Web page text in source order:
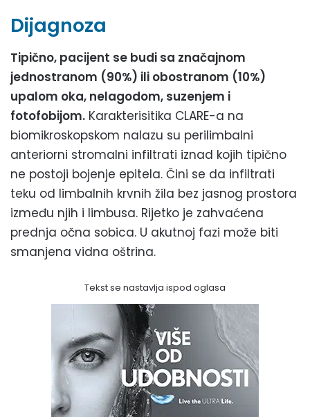
Dijagnoza
Tipično, pacijent se budi sa značajnom
jednostranom (90%) ili obostranom (10%)
upalom oka, nelagodom, suzenjem i
fotofobijom. Karakterisitika CLARE-a na
biomikroskopskom nalazu su perilimbalni
anteriorni stromalni infiltrati iznad kojih tipično
ne postoji bojenje epitela. Čini se da infiltrati
teku od limbalnih krvnih žila bez jasnog prostora
između njih i limbusa. Rijetko je zahvaćena
prednja očna sobica. U akutnoj fazi može biti
smanjena vidna oštrina.
Tekst se nastavlja ispod oglasa